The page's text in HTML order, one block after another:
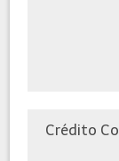
Crédito